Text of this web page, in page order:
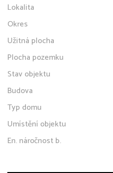
Lokalita
Okres
Užitná plocha
Plocha pozemku
Stav objektu
Budova
Typ domu
Umístění objektu
En. náročnost b.